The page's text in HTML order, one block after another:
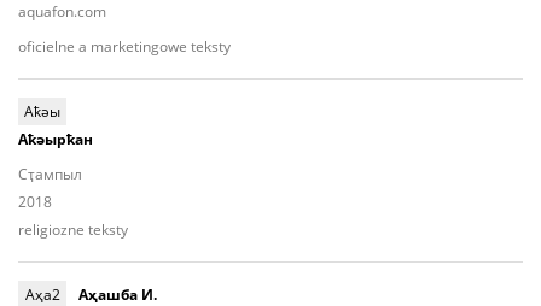
aquafon.com
oficielne a marketingowe teksty
Аҟәы
Аҟәырҟан
Сҭампыл
2018
religiozne teksty
Аҳа2
Аҳашба И.